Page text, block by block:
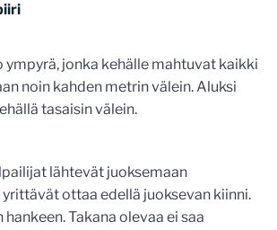
ympyrä, jonka kehälle mahtuvat kaikki
noin kahden metrin välein. Aluksi
tasaisin välein.
lähtevät juoksemaan
ottaa edellä juoksevan kiinni.
Takana olevaa ei saa